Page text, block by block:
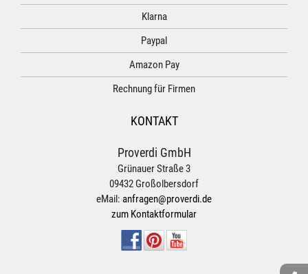
Klarna
Paypal
Amazon Pay
Rechnung für Firmen
KONTAKT
Proverdi GmbH
Grünauer Straße 3
09432 Großolbersdorf
eMail: anfragen@proverdi.de
zum Kontaktformular